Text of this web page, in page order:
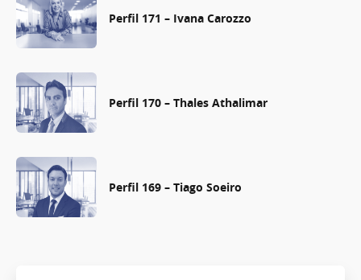
Perfil 171 – Ivana Carozzo
Perfil 170 – Thales Athalimar
Perfil 169 – Tiago Soeiro